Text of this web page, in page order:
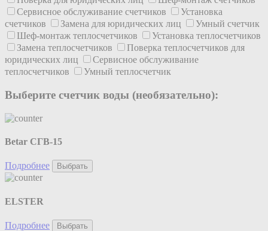
Сервисное обслуживание счетчиков
Установка
счетчиков
Замена для юридических лиц
Умный счетчик
Шеф-монтаж теплосчетчиков
Установка теплосчетчиков
Замена теплосчетчиков
Поверка теплосчетчиков для
юридических лиц
Сервисное обслуживание
теплосчетчиков
Умный теплосчетчик
Выберите счетчик воды (необязательно):
Betar СГВ-15
Подробнее Выбрать
ELSTER
Подробнее Выбрать